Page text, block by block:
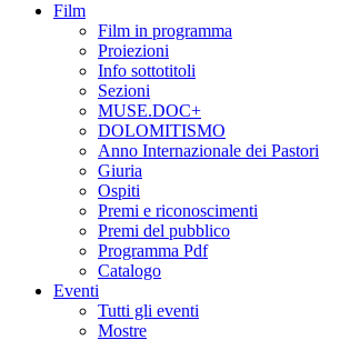
Film
Film in programma
Proiezioni
Info sottotitoli
Sezioni
MUSE.DOC+
DOLOMITISMO
Anno Internazionale dei Pastori
Giuria
Ospiti
Premi e riconoscimenti
Premi del pubblico
Programma Pdf
Catalogo
Eventi
Tutti gli eventi
Mostre